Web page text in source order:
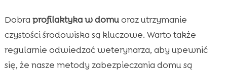
Dobra profilaktyka w domuoraz utrzymanie
czystości środowiska są kluczowe. Warto także
regularnie odwiedzać weterynarza, aby upewnić
się, że nasze metody zabezpieczania domu są